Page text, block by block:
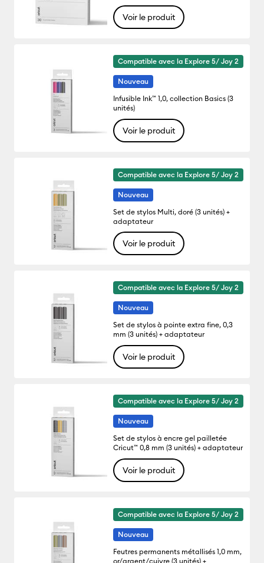
Voir le produit
Compatible avec la Explore 5/ Joy 2
Nouveau
Infusible Ink™ 1,0, collection Basics (3
unités)
Voir le produit
Compatible avec la Explore 5/ Joy 2
Nouveau
Set de stylos Multi, doré (3 unités) +
adaptateur
Voir le produit
Compatible avec la Explore 5/ Joy 2
Nouveau
Set de stylos à pointe extra fine, 0,3
mm (3 unités) + adaptateur
Voir le produit
Compatible avec la Explore 5/ Joy 2
Nouveau
Set de stylos à encre gel pailletée
Cricut™ 0,8 mm (3 unités) + adaptateur
Voir le produit
Compatible avec la Explore 5/ Joy 2
Nouveau
Feutres permanents métallisés 1,0 mm,
or/argent/cuivre (3 unités) +